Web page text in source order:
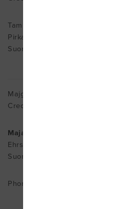
Tampere
Pirkanmaa 33270
Suomi
Majgret Ehrs
Cred. MDT
Majas MåBra
Ehrsbackavägen 4, 66600 Vörå
Suomi
Phone : ++358503755545